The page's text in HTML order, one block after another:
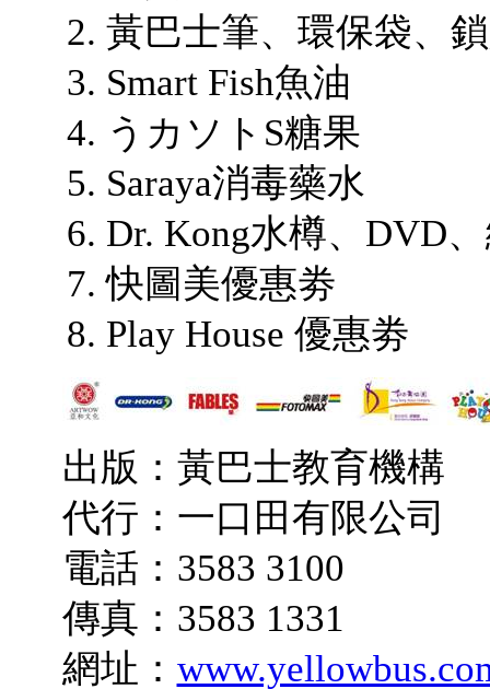
黃巴士筆、環保袋、
Smart
うカソトS糖果
Saraya
Dr. Kong水樽、DVD
快圖
Play House 優惠劵
出版：黃巴士教育機
代行：一口田有限公司
電話：3583 3100
傳真：3583 1331
網址：